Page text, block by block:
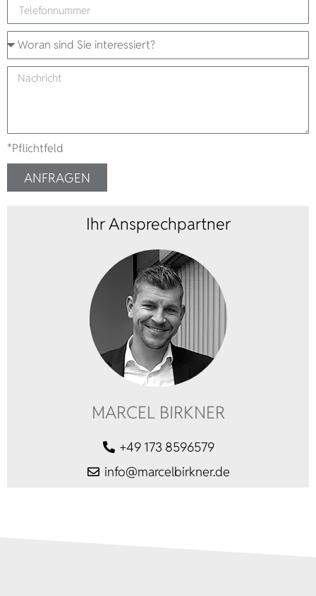
*Pflichtfeld
ANFRAGEN
Ihr Ansprechpartner
MARCEL BIRKNER
+49 173 8596579
info@marcelbirkner.de